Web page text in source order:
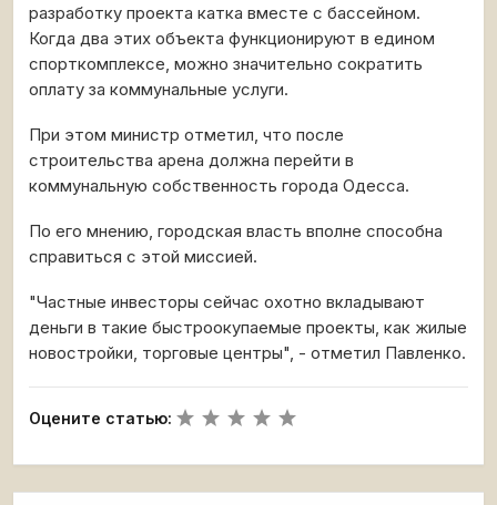
разработку проекта катка вместе с бассейном.
Когда два этих объекта функционируют в едином
спорткомплексе, можно значительно сократить
оплату за коммунальные услуги.
При этом министр отметил, что после
строительства арена должна перейти в
коммунальную собственность города Одесса.
По его мнению, городская власть вполне способна
справиться с этой миссией.
"Частные инвесторы сейчас охотно вкладывают
деньги в такие быстроокупаемые проекты, как жилые
новостройки, торговые центры", - отметил Павленко.
Оцените статью: